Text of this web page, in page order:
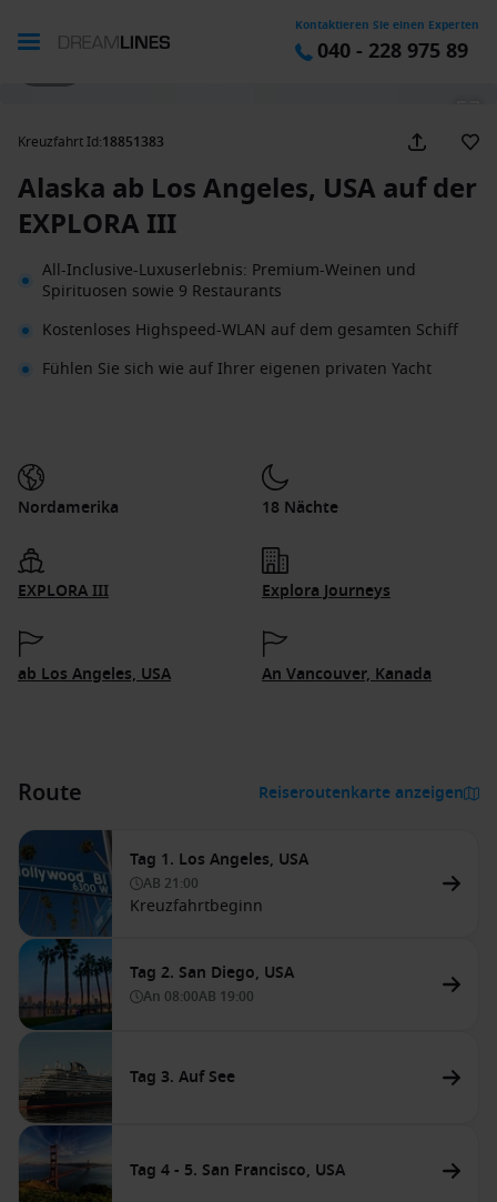
Kontaktieren Sie einen Experten
040 - 228 975 89
Kreuzfahrt Id:18851383
Alaska ab Los Angeles, USA auf der
EXPLORA III
All-Inclusive-Luxuserlebnis: Premium-Weinen und
Spirituosen sowie 9 Restaurants
Kostenloses Highspeed-WLAN auf dem gesamten Schiff
Fühlen Sie sich wie auf Ihrer eigenen privaten Yacht
Nordamerika 18 Nächte
EXPLORA III Explora Journeys
ab Los Angeles, USA An Vancouver, Kanada
Route Reiseroutenkarte anzeigen
Tag 1. Los Angeles, USA
AB 21:00
Kreuzfahrtbeginn
Tag 2. San Diego, USA
An 08:00AB 19:00
Tag 3. Auf See
Tag 4 - 5. San Francisco, USA